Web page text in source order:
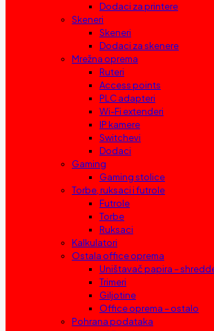
Dodaci za printere
Skeneri
Skeneri
Dodaci za skenere
Mrežna oprema
Ruteri
Access points
PLC adapteri
Wi-Fi extenderi
IP kamere
Switchevi
Dodaci
Gaming
Gaming stolice
Torbe, ruksaci i futrole
Futrole
Torbe
Ruksaci
Kalkulatori
Ostala office oprema
Uništavač papira –
Trimeri
Giljotine
Office oprema – ostalo
Pohrana podataka